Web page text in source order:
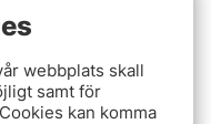
webbplats skall
samt för
kan komma